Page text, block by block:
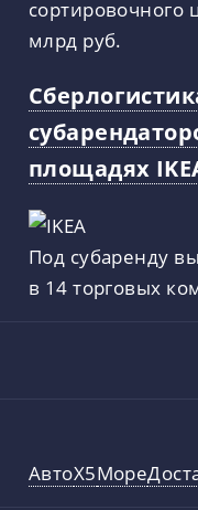
сортировочного
млрд руб.
площадях
Под субаренду
в 14 торговых
АвтоX5Море